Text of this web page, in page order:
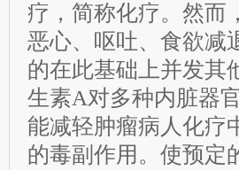
疗，简称化疗。然而
恶心、呕吐、食欲减
的在此基础上并发其
生素A对多种内脏器
能减轻肿瘤病人化疗
的毒副作用。使预定